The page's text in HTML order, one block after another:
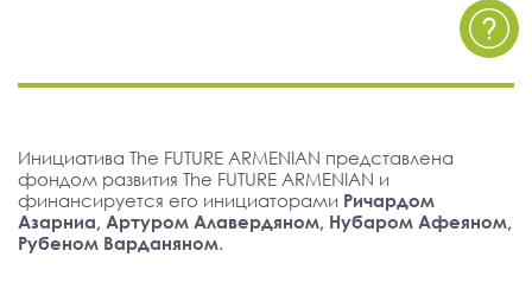
Инициатива The FUTURE ARMENIAN представлена
фондом развития The FUTURE ARMENIAN и
финансируется его инициаторами Ричардом
Азарниа, Артуром Алавердяном, Нубаром Афеяном,
Рубеном Варданяном.